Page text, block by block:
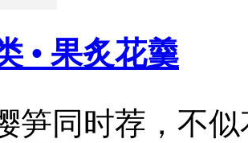
• 果炙花羹
笋同时荐，不